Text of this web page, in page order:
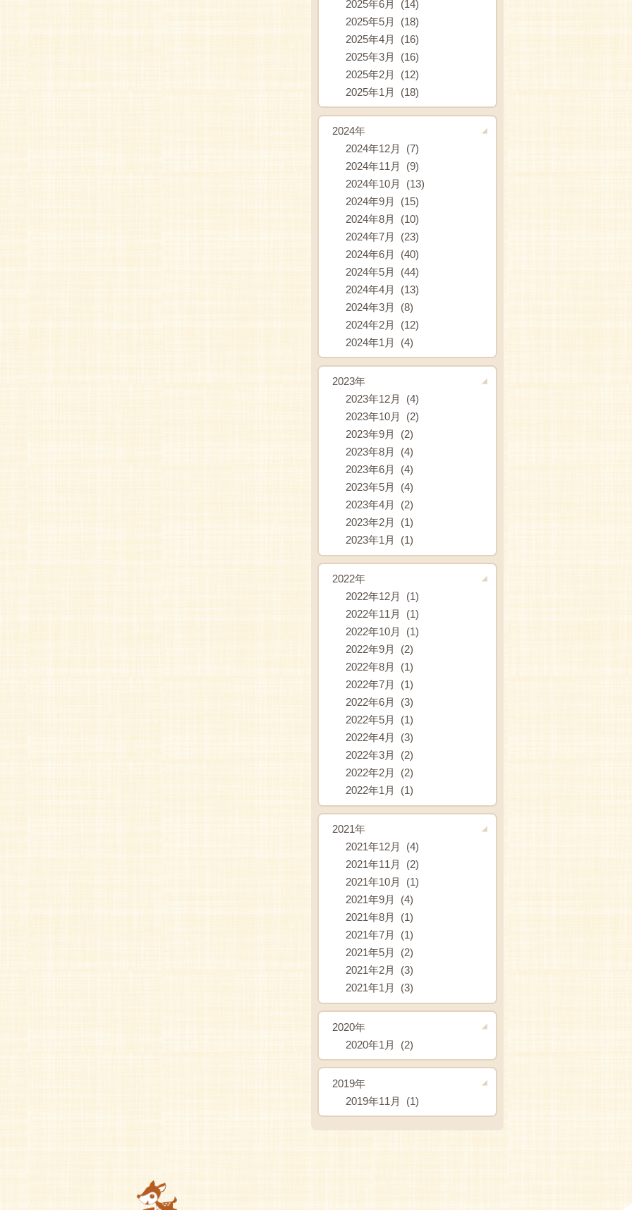
2025年6月 (14)
2025年5月 (18)
2025年4月 (16)
2025年3月 (16)
2025年2月 (12)
2025年1月 (18)
2024年
2024年12月 (7)
2024年11月 (9)
2024年10月 (13)
2024年9月 (15)
2024年8月 (10)
2024年7月 (23)
2024年6月 (40)
2024年5月 (44)
2024年4月 (13)
2024年3月 (8)
2024年2月 (12)
2024年1月 (4)
2023年
2023年12月 (4)
2023年10月 (2)
2023年9月 (2)
2023年8月 (4)
2023年6月 (4)
2023年5月 (4)
2023年4月 (2)
2023年2月 (1)
2023年1月 (1)
2022年
2022年12月 (1)
2022年11月 (1)
2022年10月 (1)
2022年9月 (2)
2022年8月 (1)
2022年7月 (1)
2022年6月 (3)
2022年5月 (1)
2022年4月 (3)
2022年3月 (2)
2022年2月 (2)
2022年1月 (1)
2021年
2021年12月 (4)
2021年11月 (2)
2021年10月 (1)
2021年9月 (4)
2021年8月 (1)
2021年7月 (1)
2021年5月 (2)
2021年2月 (3)
2021年1月 (3)
2020年
2020年1月 (2)
2019年
2019年11月 (1)